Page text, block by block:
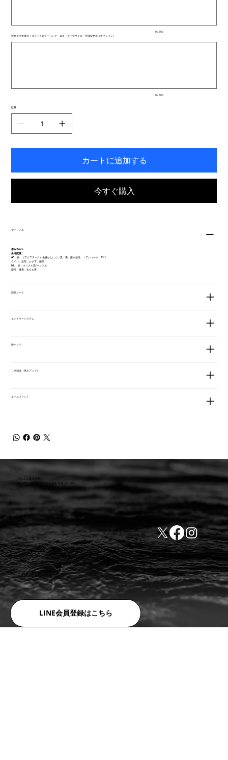
入
0 / 500
製造上注意事項：ステッチカラーリング、ロゴ、ブーツサイズ、仕様変更等（オプション）
入
き
す。
0 / 500
数量
カートに追加する
今すぐ購入
マテリアル
厚み:3mm
生地配置：
AC表：（アクアテック）色褪せしにくい黒 裏：撥水起毛 エアシュート ASH
ライン、足部、ひざ下、腰部
NL 表：ネッスル黒/ネッスル
腹部、膝裏、太もも裏、
商品コード
エントリーシステム
膝パッド
しり補強（厚みアップ）
ネームプリント
LINE会員登録はこちら
小林ゴム株式会社
441-8016 愛知県豊橋市新栄町字東小向76-1
TEL:0532-31-4646
FAX:0532-32-6810
​会社概要
​利用規約